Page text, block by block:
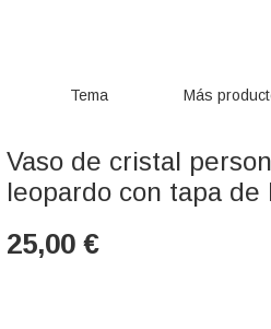
Tema Más
Vaso de cristal
leopardo con tapa de
25,00 €